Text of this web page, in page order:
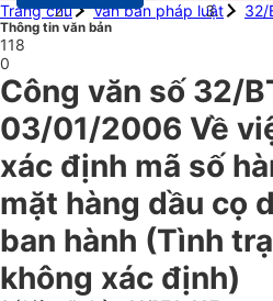
Trang chủ
Văn bản pháp luật 32/
Thông tin văn bản
118
0
Công văn số 32/
03/01/2006 Về
xác định mã số
mặt hàng dầu cọ
ban hành (Tình
không xác định)